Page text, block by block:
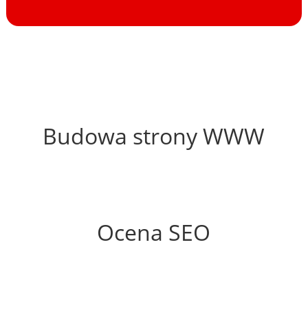
Budowa strony WWW
Ocena SEO